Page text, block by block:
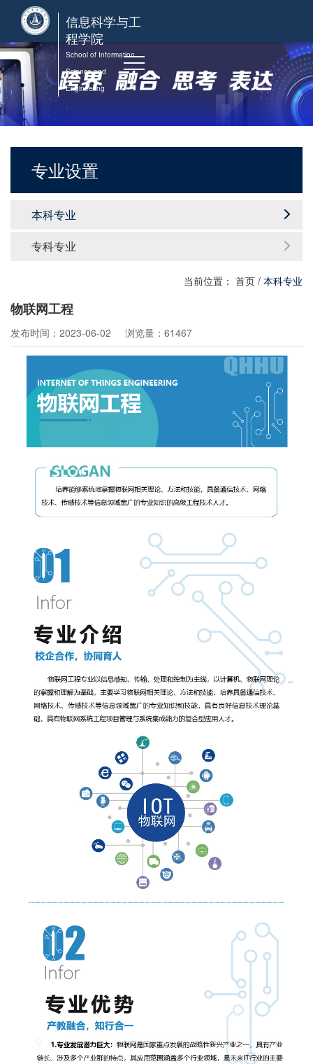
信息科学与工
程学院
School of Information
Science and
Engineering
专业设置
本科专业
专科专业
当前位置： 首页 / 本科专业
物联网工程
发布时间：2023-06-02 浏览量：61467